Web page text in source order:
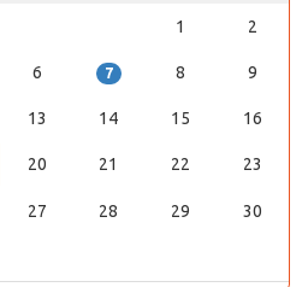
1
2
6 7 8 9
13 14 15 16
20 21 22 23
27 28 29 30